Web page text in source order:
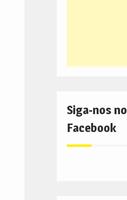
Siga-nos no
Facebook